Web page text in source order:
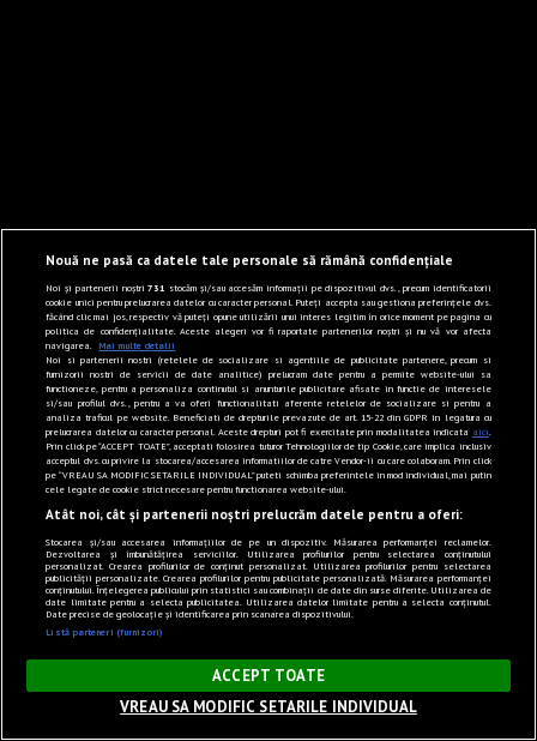
×
Nouă ne pasă ca datele tale personale să rămână confidențiale
Noi și partenerii noștri731 stocăm și/sau accesăm informații pe dispozitivul dvs., precum identificatorii
cookie unici pentru prelucrarea datelor cu caracter personal. Puteți accepta sau gestiona preferințele dvs.
făcând clic mai jos, respectiv vă puteți opune utilizării unui interes legitim în orice moment pe pagina cu
politica de confidențialitate. Aceste alegeri vor fi raportate partenerilor noștri și nu vă vor afecta
navigarea. Mai multe detalii
Noi si partenerii nostri (retelele de socializare si agentiile de publicitate partenere, precum si
furnizorii nostri de servicii de date analitice) prelucram date pentru a permite website-ului sa
functioneze, pentru a personaliza continutul si anunturile publicitare afisate in functie de interesele
si/sau profilul dvs., pentru a va oferi functionalitati aferente retelelor de socializare si pentru a
analiza traficul pe website. Beneficiati de drepturile prevazute de art. 15-22 din GDPR in legatura cu
prelucrarea datelor cu caracter personal. Aceste drepturi pot fi exercitate prin modalitatea indicata aici.
Prin click pe “ACCEPT TOATE”, acceptati folosirea tuturor Tehnologiilor de tip Cookie, care implica inclusiv
acceptul dvs. cu privire la stocarea/accesarea informatiilor de catre Vendor-ii cu care colaboram. Prin click
pe “VREAU SA MODIFIC SETARILE INDIVIDUAL” puteti schimba preferintele in mod individual, mai putin
cele legate de cookie strict necesare pentru functionarea website-ului.
Atât noi, cât și partenerii noștri prelucrăm datele pentru a oferi:
Stocarea și/sau accesarea informațiilor de pe un dispozitiv. Măsurarea performanței reclamelor.
Dezvoltarea și îmbunătățirea serviciilor. Utilizarea profilurilor pentru selectarea conținutului
personalizat. Crearea profilurilor de conținut personalizat. Utilizarea profilurilor pentru selectarea
publicității personalizate. Crearea profilurilor pentru publicitate personalizată. Măsurarea performanței
conținutului. Înțelegerea publicului prin statistici sau combinații de date din surse diferite. Utilizarea de
date limitate pentru a selecta publicitatea. Utilizarea datelor limitate pentru a selecta conținutul.
Date precise de geolocație și identificarea prin scanarea dispozitivului.
Listă parteneri (furnizori)
ACCEPT TOATE
VREAU SA MODIFIC SETARILE INDIVIDUAL